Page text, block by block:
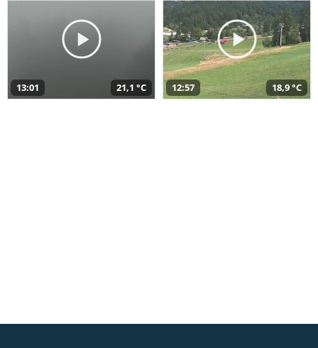
13:01 21,1 °C 12:57 18,9 °C